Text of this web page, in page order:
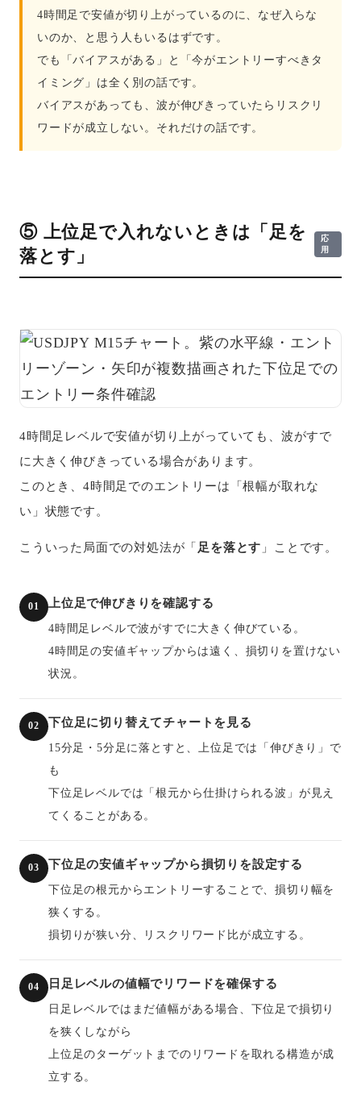
4時間足で安値が切り上がっているのに、なぜ入らな
いのか、と思う人もいるはずです。
でも「バイアスがある」と「今がエントリーすべきタ
イミング」は全く別の話です。
バイアスがあっても、波が伸びきっていたらリスクリ
ワードが成立しない。それだけの話です。
⑤ 上位足で入れないときは「足を
落とす」
応
用
4時間足レベルで安値が切り上がっていても、波がすで
に大きく伸びきっている場合があります。
このとき、4時間足でのエントリーは「根幅が取れな
い」状態です。
こういった局面での対処法が「 足を落とす 」ことです。
01 上位足で伸びきりを確認する
4時間足レベルで波がすでに大きく伸びている。
4時間足の安値ギャップからは遠く、損切りを置けない
状況。
02 下位足に切り替えてチャートを見る
15分足・5分足に落とすと、上位足では「伸びきり」で
も
下位足レベルでは「根元から仕掛けられる波」が見え
てくることがある。
03 下位足の安値ギャップから損切りを設定する
下位足の根元からエントリーすることで、損切り幅を
狭くする。
損切りが狭い分、リスクリワード比が成立する。
04 日足レベルの値幅でリワードを確保する
日足レベルではまだ値幅がある場合、下位足で損切り
を狭くしながら
上位足のターゲットまでのリワードを取れる構造が成
立する。